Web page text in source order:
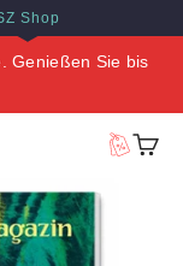
Shop
Genießen Sie bis